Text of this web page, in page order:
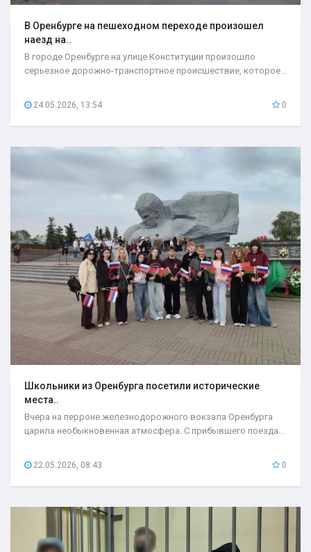
В Оренбурге на пешеходном переходе произошел
наезд на..
В городе Оренбурге на улице Конституции произошло
серьезное дорожно-транспортное происшествие, которое...
24.05.2026, 13:54 0
Школьники из Оренбурга посетили исторические
места..
Вчера на перроне железнодорожного вокзала Оренбурга
царила необыкновенная атмосфера. С прибывшего поезда...
22.05.2026, 08:43 0